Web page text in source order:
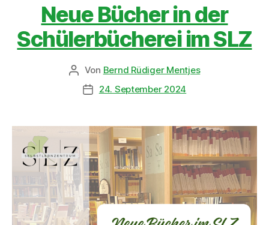
Neue Bücher in der
Schülerbücherei im SLZ
Von Bernd Rüdiger Mentjes
24. September 2024